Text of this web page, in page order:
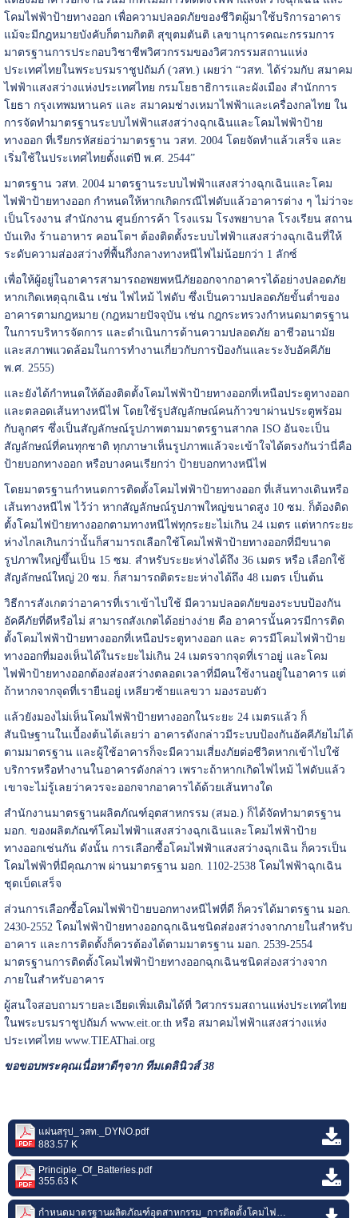
โคมไฟฟ้าป้ายทางออก เพื่อความปลอดภัยของชีวิตผู้มาใช้บริการอาคาร
แม้จะมีกฎหมายบังคับก็ตามกิตติ สุขุตมตันติ เลขานุการคณะกรรมการ
มาตรฐานการประกอบวิชาชีพวิศวกรรมของวิศวกรรมสถานแห่ง
ประเทศไทยในพระบรมราชูปถัมภ์ (วสท.) เผยว่า “วสท. ได้ร่วมกับ สมาคม
ไฟฟ้าแสงสว่างแห่งประเทศไทย กรมโยธาธิการและผังเมือง สำนักการ
โยธา กรุงเทพมหานคร และ สมาคมช่างเหมาไฟฟ้าและเครื่องกลไทย ใน
การจัดทำมาตรฐานระบบไฟฟ้าแสงสว่างฉุกเฉินและโคมไฟฟ้าป้าย
ทางออก ที่เรียกรหัสย่อว่ามาตรฐาน วสท. 2004 โดยจัดทำแล้วเสร็จ และ
เริ่มใช้ในประเทศไทยตั้งแต่ปี พ.ศ. 2544”
มาตรฐาน วสท. 2004 มาตรฐานระบบไฟฟ้าแสงสว่างฉุกเฉินและโคม
ไฟฟ้าป้ายทางออก กำหนดให้หากเกิดกรณีไฟดับแล้วอาคารต่าง ๆ ไม่ว่าจะ
เป็นโรงงาน สำนักงาน ศูนย์การค้า โรงแรม โรงพยาบาล โรงเรียน สถาน
บันเทิง ร้านอาหาร คอนโดฯ ต้องติดตั้งระบบไฟฟ้าแสงสว่างฉุกเฉินที่ให้
ระดับความส่องสว่างที่พื้นกึ่งกลางทางหนีไฟไม่น้อยกว่า 1 ลักซ์
เพื่อให้ผู้อยู่ในอาคารสามารถอพยพหนีภัยออกจากอาคารได้อย่างปลอดภัย
หากเกิดเหตุฉุกเฉิน เช่น ไฟไหม้ ไฟดับ ซึ่งเป็นความปลอดภัยขั้นต่ำของ
อาคารตามกฎหมาย (กฎหมายปัจจุบัน เช่น กฎกระทรวงกำหนดมาตรฐาน
ในการบริหารจัดการ และดำเนินการด้านความปลอดภัย อาชีวอนามัย
และสภาพแวดล้อมในการทำงานเกี่ยวกับการป้องกันและระงับอัคคีภัย
พ.ศ. 2555)
และยังได้กำหนดให้ต้องติดตั้งโคมไฟฟ้าป้ายทางออกที่เหนือประตูทางออก
และตลอดเส้นทางหนีไฟ โดยใช้รูปสัญลักษณ์คนก้าวขาผ่านประตูพร้อม
กับลูกศร ซึ่งเป็นสัญลักษณ์รูปภาพตามมาตรฐานสากล ISO อันจะเป็น
สัญลักษณ์ที่คนทุกชาติ ทุกภาษาเห็นรูปภาพแล้วจะเข้าใจได้ตรงกันว่านี่คือ
ป้ายบอกทางออก หรือบางคนเรียกว่า ป้ายบอกทางหนีไฟ
โดยมาตรฐานกำหนดการติดตั้งโคมไฟฟ้าป้ายทางออก ที่เส้นทางเดินหรือ
เส้นทางหนีไฟ ไว้ว่า หากสัญลักษณ์รูปภาพใหญ่ขนาดสูง 10 ซม. ก็ต้องติด
ตั้งโคมไฟป้ายทางออกตามทางหนีไฟทุกระยะไม่เกิน 24 เมตร แต่หากระยะ
ห่างไกลเกินกว่านั้นก็สามารถเลือกใช้โคมไฟฟ้าป้ายทางออกที่มีขนาด
รูปภาพใหญ่ขึ้นเป็น 15 ซม. สำหรับระยะห่างได้ถึง 36 เมตร หรือ เลือกใช้
สัญลักษณ์ใหญ่ 20 ซม. ก็สามารถติดระยะห่างได้ถึง 48 เมตร เป็นต้น
วิธีการสังเกตว่าอาคารที่เราเข้าไปใช้ มีความปลอดภัยของระบบป้องกัน
อัคคีภัยที่ดีหรือไม่ สามารถสังเกตได้อย่างง่าย คือ อาคารนั้นควรมีการติด
ตั้งโคมไฟฟ้าป้ายทางออกที่เหนือประตูทางออก และ ควรมีโคมไฟฟ้าป้าย
ทางออกที่มองเห็นได้ในระยะไม่เกิน 24 เมตรจากจุดที่เราอยู่ และโคม
ไฟฟ้าป้ายทางออกต้องส่องสว่างตลอดเวลาที่มีคนใช้งานอยู่ในอาคาร แต่
ถ้าหากจากจุดที่เรายืนอยู่ เหลียวซ้ายแลขวา มองรอบตัว
แล้วยังมองไม่เห็นโคมไฟฟ้าป้ายทางออกในระยะ 24 เมตรแล้ว ก็
สันนิษฐานในเบื้องต้นได้เลยว่า อาคารดังกล่าวมีระบบป้องกันอัคคีภัยไม่ได้
ตามมาตรฐาน และผู้ใช้อาคารก็จะมีความเสี่ยงภัยต่อชีวิตหากเข้าไปใช้
บริการหรือทำงานในอาคารดังกล่าว เพราะถ้าหากเกิดไฟไหม้ ไฟดับแล้ว
เขาจะไม่รู้เลยว่าควรจะออกจากอาคารได้ด้วยเส้นทางใด
สำนักงานมาตรฐานผลิตภัณฑ์อุตสาหกรรม (สมอ.) ก็ได้จัดทำมาตรฐาน
มอก. ของผลิตภัณฑ์โคมไฟฟ้าแสงสว่างฉุกเฉินและโคมไฟฟ้าป้าย
ทางออกเช่นกัน ดังนั้น การเลือกซื้อโคมไฟฟ้าแสงสว่างฉุกเฉิน ก็ควรเป็น
โคมไฟฟ้าที่มีคุณภาพ ผ่านมาตรฐาน มอก. 1102-2538 โคมไฟฟ้าฉุกเฉิน
ชุดเบ็ดเสร็จ
ส่วนการเลือกซื้อโคมไฟฟ้าป้ายบอกทางหนีไฟที่ดี ก็ควรได้มาตรฐาน มอก.
2430-2552 โคมไฟฟ้าป้ายทางออกฉุกเฉินชนิดส่องสว่างจากภายในสำหรับ
อาคาร และการติดตั้งก็ควรต้องได้ตามมาตรฐาน มอก. 2539-2554
มาตรฐานการติดตั้งโคมไฟฟ้าป้ายทางออกฉุกเฉินชนิดส่องสว่างจาก
ภายในสำหรับอาคาร
ผู้สนใจสอบถามรายละเอียดเพิ่มเติมได้ที่ วิศวกรรมสถานแห่งประเทศไทย
ในพระบรมราชูปถัมภ์ www.eit.or.th หรือ สมาคมไฟฟ้าแสงสว่างแห่ง
ประเทศไทย www.TIEAThai.org
ขอขอบพระคุณเนื่อหาดีๆจาก ทีมเดลินิวส์ 38
แผ่นสรุป_วสท._DYNO.pdf
883.57 K
Principle_Of_Batteries.pdf
355.63 K